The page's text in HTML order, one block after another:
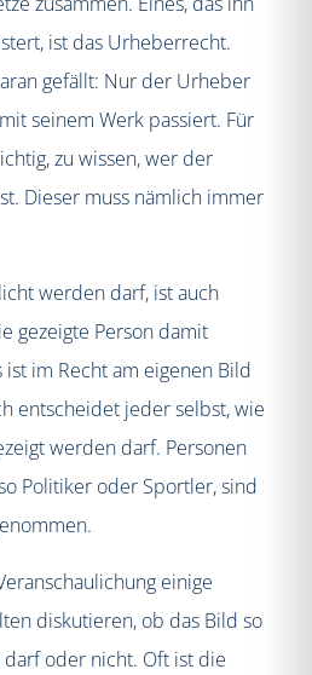
ist das Urheberrecht.
gefällt: Nur der Urheber
seinem Werk passiert. Für
zu wissen, wer der
Dieser muss nämlich immer
werden darf, ist auch
gezeigte Person damit
ist im Recht am eigenen Bild
entscheidet jeder selbst, wie
werden darf. Personen
Politiker oder Sportler, sind
einige
diskutieren, ob das Bild so
oder nicht. Oft ist die